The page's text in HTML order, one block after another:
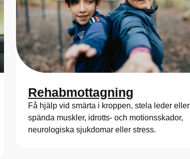
Rehabmottagning
Få hjälp vid smärta i kroppen, stela leder eller
spända muskler, idrotts- och motionsskador,
neurologiska sjukdomar eller stress.